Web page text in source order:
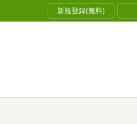
新規登録(無料)